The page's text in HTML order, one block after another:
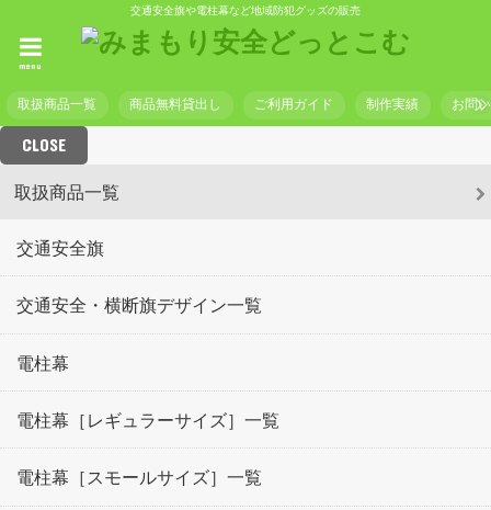
交通安全旗や電柱幕など地域防犯グッズの販売
menu
取扱商品一覧 商品無料貸出し ご利用ガイド 制作実績 お問
CLOSE
取扱商品一覧
交通安全旗
交通安全・横断旗デザイン一覧
電柱幕
電柱幕［レギュラーサイズ］一覧
電柱幕［スモールサイズ］一覧